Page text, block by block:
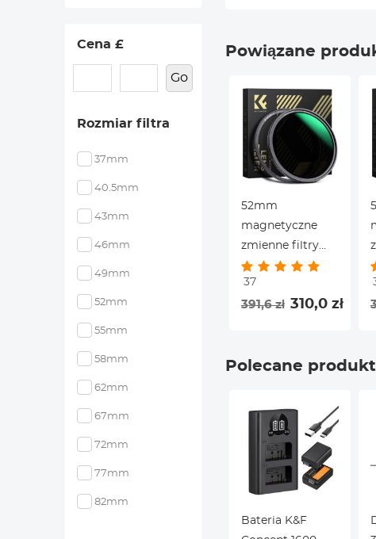
Cena £
Go
Rozmiar filtra
37mm
40.5mm
43mm
46mm
49mm
52mm
55mm
58mm
62mm
67mm
72mm
77mm
82mm
Powiązane
52mm
magnetyczne
zmienne filtry
obiektywu ND8-
ND128 (3-7
stopni) - Nano-X
37
391,6 zł 310,0 zł
Polecane
Bateria K&F